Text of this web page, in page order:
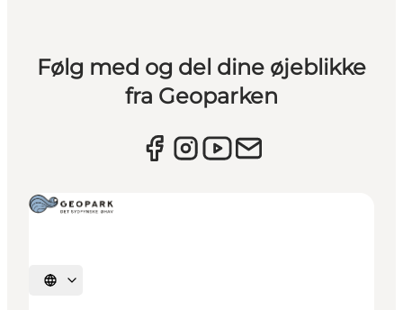
Følg med og del dine øjeblikke
fra Geoparken
Vælg sprog